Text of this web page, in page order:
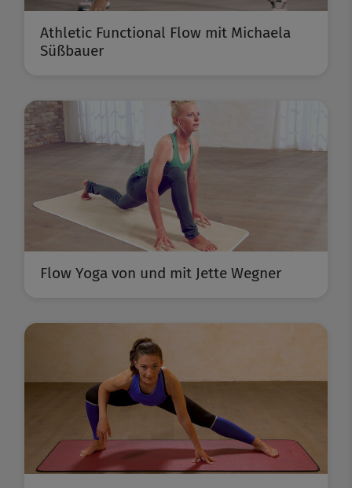
Athletic Functional Flow mit Michaela
Süßbauer
Flow Yoga von und mit Jette Wegner